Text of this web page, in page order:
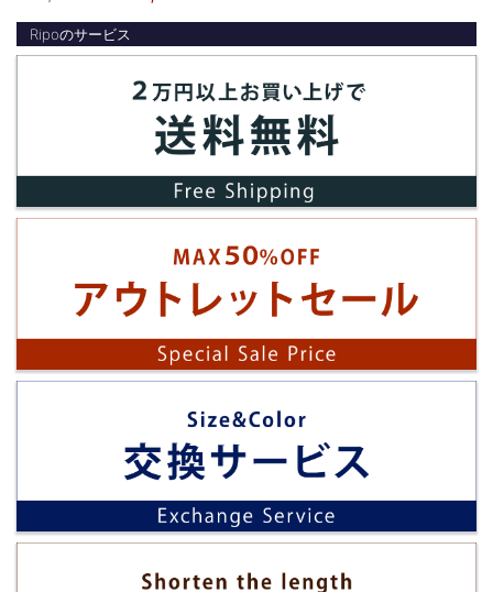
Ripoのサービス